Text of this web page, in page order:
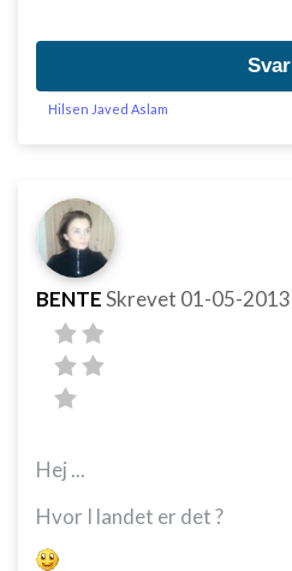
Svar
Hilsen Javed Aslam
BENTESkrevet 01-05-2013
Hej ...
Hvor I landet er det ?